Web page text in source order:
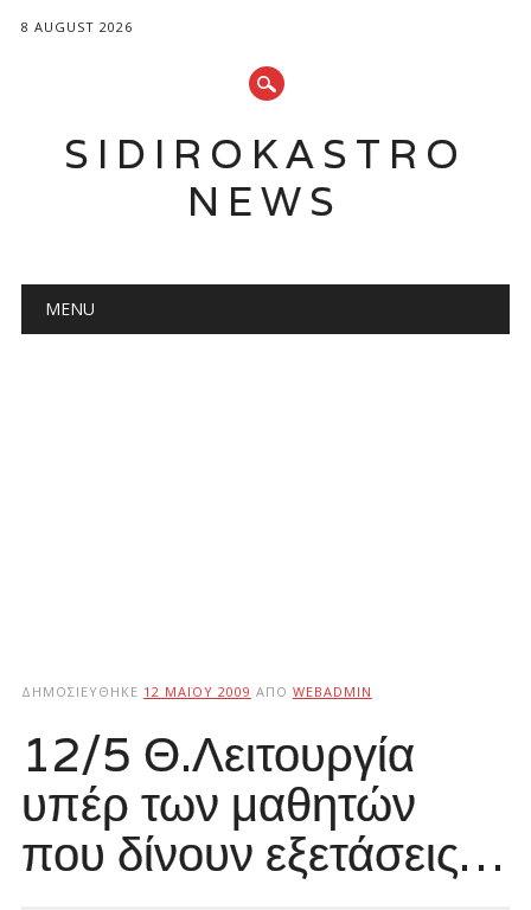
8 AUGUST 2026
SIDIROKASTRO
NEWS
Main menu
MENU
ΔΗΜΟΣΙΕΎΘΗΚΕ 12 ΜΑΪ́ΟΥ 2009 ΑΠΌ WEBADMIN
12/5 Θ.Λειτουργία
υπέρ των μαθητών
που δίνουν εξετάσεις…